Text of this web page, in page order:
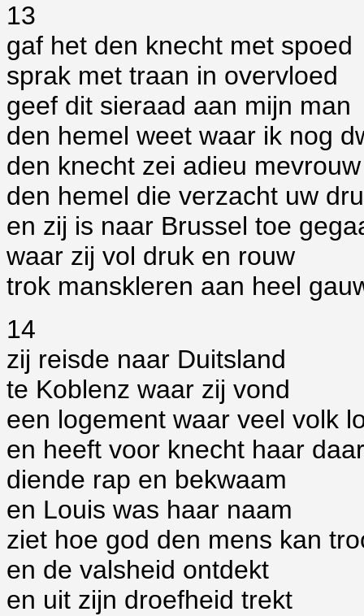
13
gaf het den knecht met spoed
sprak met traan in overvloed
geef dit sieraad aan mijn man
den hemel weet waar ik nog
den knecht zei adieu mevrouw
den hemel die verzacht uw
en zij is naar Brussel toe
waar zij vol druk en rouw
trok manskleren aan heel
14
zij reisde naar Duitsland
te Koblenz waar zij vond
een logement waar veel volk
en heeft voor knecht haar
diende rap en bekwaam
en Louis was haar naam
ziet hoe god den mens kan
en de valsheid ontdekt
en uit zijn droefheid trekt